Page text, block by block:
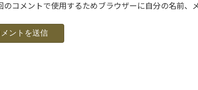
のコメントで使用するためブラウザーに自分の名前、